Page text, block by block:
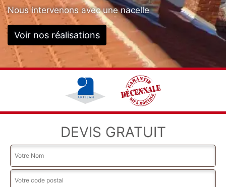
Nous intervenons avec une nacelle
Voir nos réalisations
DEVIS GRATUIT